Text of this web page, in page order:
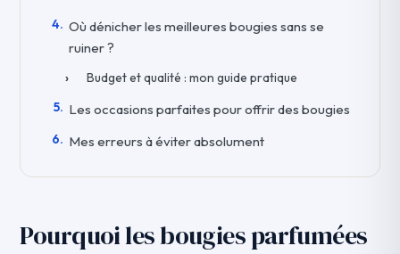
Où dénicher les meilleures bougies sans se
ruiner ?
Budget et qualité : mon guide pratique
Les occasions parfaites pour offrir des bougies
Mes erreurs à éviter absolument
Pourquoi les bougies parfumées